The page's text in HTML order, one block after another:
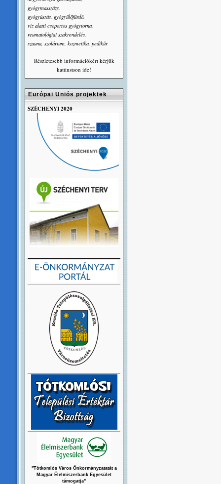
gyógymasszázs,
gyógyúszás, gyógyülõfürdő,
víz alatti csoportos gyógytorna,
reumatológiai szakrendelés,
szauna, szolárium, kozmetika, pedikûr
Részletesebb információkért kérjük
kattinstson ide!
Európai Uniós projektek
SZÉCHENYI 2020
"Tótkomlós Város Önkormányzatatát a
Magyar Élelmiszerbank Egyesület
támogatja"